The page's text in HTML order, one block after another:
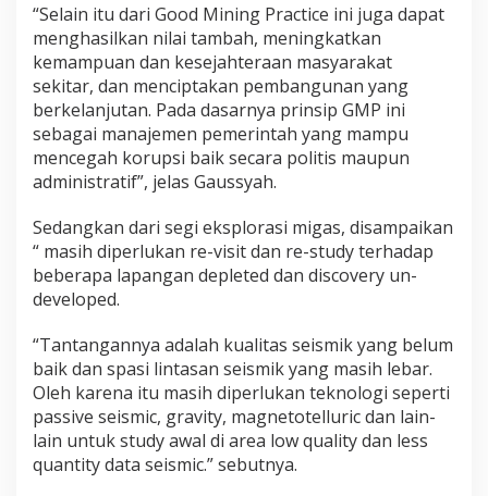
“Selain itu dari Good Mining Practice ini juga dapat
menghasilkan nilai tambah, meningkatkan
kemampuan dan kesejahteraan masyarakat
sekitar, dan menciptakan pembangunan yang
berkelanjutan. Pada dasarnya prinsip GMP ini
sebagai manajemen pemerintah yang mampu
mencegah korupsi baik secara politis maupun
administratif”, jelas Gaussyah.
Sedangkan dari segi eksplorasi migas, disampaikan
“ masih diperlukan re-visit dan re-study terhadap
beberapa lapangan depleted dan discovery un-
developed.
“Tantangannya adalah kualitas seismik yang belum
baik dan spasi lintasan seismik yang masih lebar.
Oleh karena itu masih diperlukan teknologi seperti
passive seismic, gravity, magnetotelluric dan lain-
lain untuk study awal di area low quality dan less
quantity data seismic.” sebutnya.